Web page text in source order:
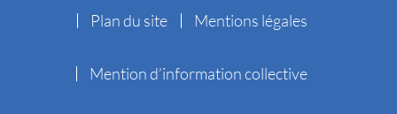
Plan du site Mentions légales
Mention d’information collective